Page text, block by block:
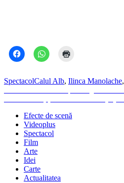
SpectacolCalul Alb, Ilinca Manolache,
Navigare
în
articole
Efecte de scenă
Videoplus
Spectacol
Film
Arte
Idei
Carte
Actualitatea